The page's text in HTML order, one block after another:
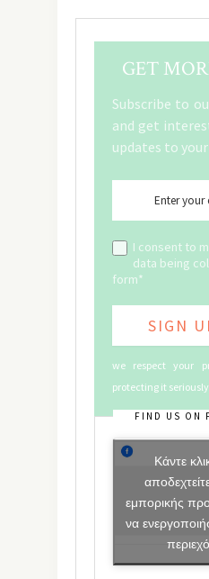
GET
Subscribe to
and get
updates to
I consent to
data being
form*
we respect your
protecting it seriously
FIND US ON
Κάντε
εμπορικής
να